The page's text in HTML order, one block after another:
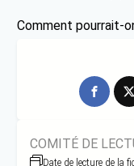
Comment pourrait-
COMITÉ DE
Date de lecture de la